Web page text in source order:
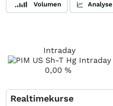
Volumen Analyse
Intraday
0,00 %
Realtimekurse